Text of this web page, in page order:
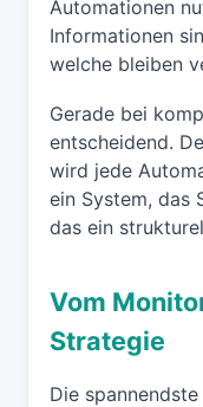
Automationen
Informationen
welche bleiben
Gerade bei
entscheidend.
wird jede
ein System, das
das ein
Vom
Strategie
Die